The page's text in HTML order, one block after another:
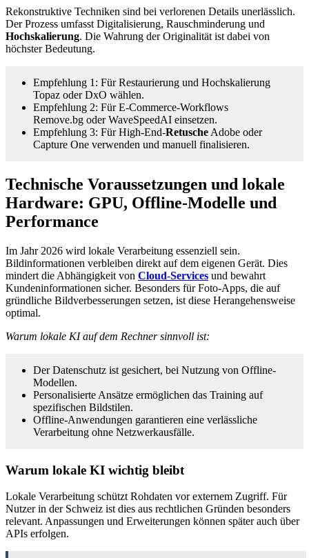
Rekonstruktive Techniken sind bei verlorenen Details unerlässlich.
Der Prozess umfasst Digitalisierung, Rauschminderung und
Hochskalierung. Die Wahrung der Originalität ist dabei von
höchster Bedeutung.
Empfehlung 1: Für Restaurierung und Hochskalierung
Topaz oder DxO wählen.
Empfehlung 2: Für E‑Commerce-Workflows
Remove.bg oder WaveSpeedAI einsetzen.
Empfehlung 3: Für High-End-Retusche Adobe oder
Capture One verwenden und manuell finalisieren.
Technische Voraussetzungen und lokale
Hardware: GPU, Offline-Modelle und
Performance
Im Jahr 2026 wird lokale Verarbeitung essenziell sein.
Bildinformationen verbleiben direkt auf dem eigenen Gerät. Dies
mindert die Abhängigkeit von Cloud-Services und bewahrt
Kundeninformationen sicher. Besonders für Foto-Apps, die auf
gründliche Bildverbesserungen setzen, ist diese Herangehensweise
optimal.
Warum lokale KI auf dem Rechner sinnvoll ist:
Der Datenschutz ist gesichert, bei Nutzung von Offline-
Modellen.
Personalisierte Ansätze ermöglichen das Training auf
spezifischen Bildstilen.
Offline-Anwendungen garantieren eine verlässliche
Verarbeitung ohne Netzwerkausfälle.
Warum lokale KI wichtig bleibt
Lokale Verarbeitung schützt Rohdaten vor externem Zugriff. Für
Nutzer in der Schweiz ist dies aus rechtlichen Gründen besonders
relevant. Anpassungen und Erweiterungen können später auch über
APIs erfolgen.